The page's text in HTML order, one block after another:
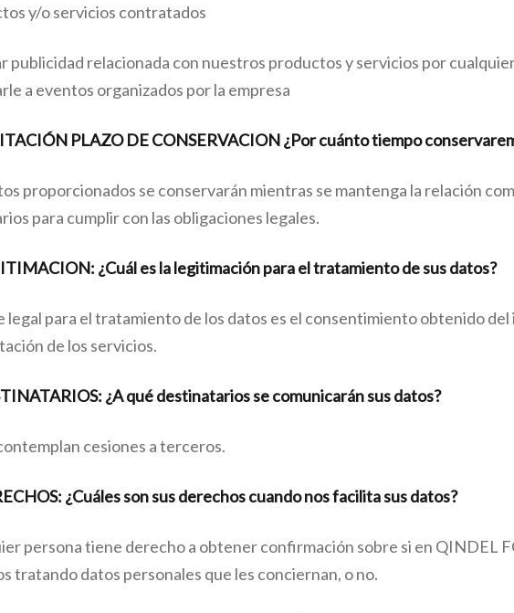
y/o servicios contratados
publicidad relacionada con nuestros productos y servicios por
a eventos organizados por la empresa
PLAZO DE CONSERVACION ¿Por cuánto tiempo
proporcionados se conservarán mientras se mantenga la relación
para cumplir con las obligaciones legales.
¿Cuál es la legitimación para el tratamiento de sus datos?
legal para el tratamiento de los datos es el consentimiento obtenido del
de los servicios.
¿A qué destinatarios se comunicarán sus datos?
cesiones a terceros.
¿Cuáles son sus derechos cuando nos facilita sus datos?
persona tiene derecho a obtener confirmación sobre si en QINDEL
tratando datos personales que les conciernan, o no.